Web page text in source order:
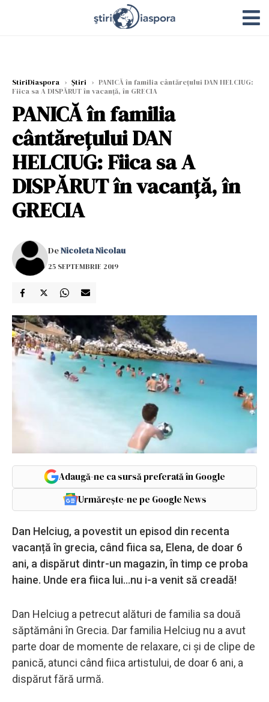
StiriDiaspora › Știri › PANICĂ în familia cântărețului DAN HELCIUG:
Fiica sa A DISPĂRUT în vacanță, în GRECIA
PANICĂ în familia
cântărețului DAN
HELCIUG: Fiica sa A
DISPĂRUT în vacanță, în
GRECIA
DeNicoleta Nicolau
25 SEPTEMBRIE 2019
Adaugă-ne ca sursă preferată în Google
Urmărește-ne pe Google News
Dan Helciug, a povestit un episod din recenta
vacanță în grecia, când fiica sa, Elena, de doar 6
ani, a dispărut dintr-un magazin, în timp ce proba
haine. Unde era fiica lui...nu i-a venit să creadă!
Dan Helciug a petrecut alături de familia sa două
săptămâni în Grecia. Dar familia Helciug nu a avut
parte doar de momente de relaxare, ci și de clipe de
panică, atunci când fiica artistului, de doar 6 ani, a
dispărut fără urmă.